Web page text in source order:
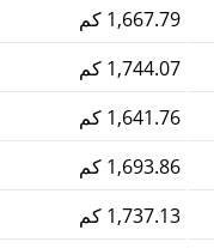
1,667.79 كم
1,744.07 كم
1,641.76 كم
1,693.86 كم
1,737.13 كم